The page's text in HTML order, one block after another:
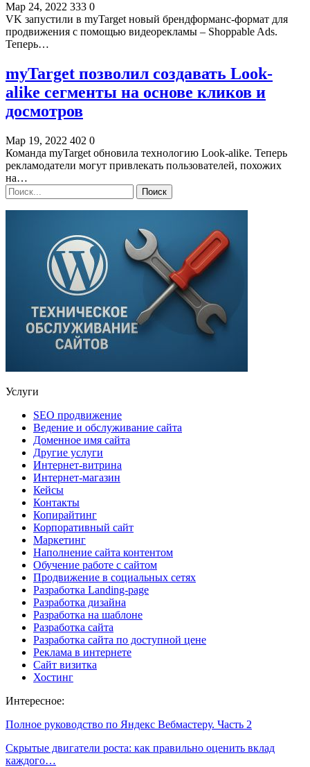
Мар 24, 2022 333 0
VK запустили в myTarget новый брендформанс-формат для
продвижения с помощью видеорекламы – Shoppable Ads.
Теперь…
myTarget позволил создавать Look-
alike сегменты на основе кликов и
досмотров
Мар 19, 2022 402 0
Команда myTarget обновила технологию Look-alike. Теперь
рекламодатели могут привлекать пользователей, похожих
на…
Услуги
SEO продвижение
Ведение и обслуживание сайта
Доменное имя сайта
Другие услуги
Интернет-витрина
Интернет-магазин
Кейсы
Контакты
Копирайтинг
Корпоративный сайт
Маркетинг
Наполнение сайта контентом
Обучение работе с сайтом
Продвижение в социальных сетях
Разработка Landing-page
Разработка дизайна
Разработка на шаблоне
Разработка сайта
Разработка сайта по доступной цене
Реклама в интернете
Сайт визитка
Хостинг
Интересное:
Полное руководство по Яндекс Вебмастеру. Часть 2
Скрытые двигатели роста: как правильно оценить вклад
каждого…